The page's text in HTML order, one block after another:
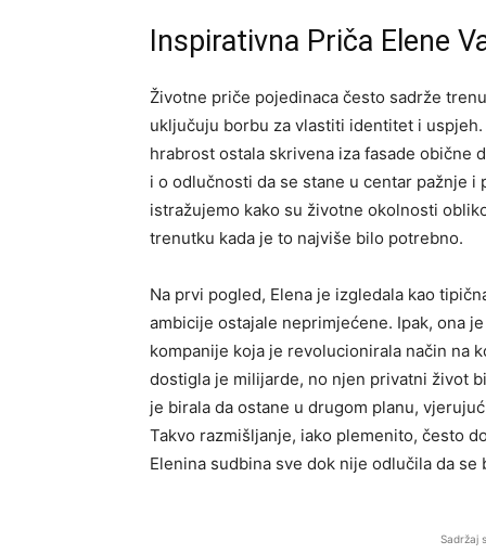
Inspirativna Priča Elene
Životne priče pojedinaca često sadrže
uključuju borbu za vlastiti identitet i uspjeh.
hrabrost ostala skrivena iza fasade obične
i o odlučnosti da se stane u centar pažnje
istražujemo kako su životne okolnosti
trenutku kada je to najviše bilo potrebno.
Na prvi pogled, Elena je izgledala kao
ambicije ostajale neprimjećene. Ipak, ona
kompanije koja je revolucionirala način na
dostigla je milijarde, no njen privatni život
je birala da ostane u drugom planu,
Takvo razmišljanje, iako plemenito, često
Elenina sudbina sve dok nije odlučila da se
Sadržaj